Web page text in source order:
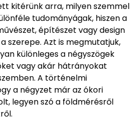
kitérünk arra, milyen szemmel
tudományágak, hiszen a
építészet vagy design
szerepe. Azt is megmutatjuk,
különleges a négyszögek
vagy akár hátrányokat
A történelmi
a négyzet már az ókori
legyen szó a földmérésről